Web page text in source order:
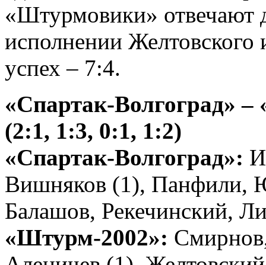
«Штурмовики» отвечают
исполнении Желтовского
успех – 7:4.
«Спартак-Волгоград»
(2:1, 1:3, 0:1, 1:2)
«Спартак-Волгоград»:
Вишняков (1), Панфили,
Балашов, Рекечинский,
«Штурм-2002»: